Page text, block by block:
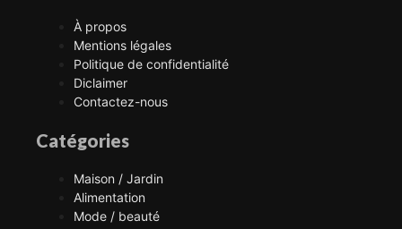
À propos
Mentions légales
Politique de confidentialité
Diclaimer
Contactez-nous
Catégories
Maison / Jardin
Alimentation
Mode / beauté